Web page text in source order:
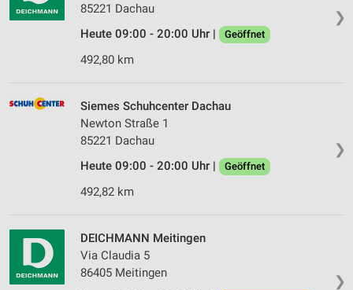
❯
85221 Dachau
Heute 09:00 - 20:00 Uhr |
Geöffnet
492,80 km
❯
Siemes Schuhcenter Dachau
Newton Straße 1
85221 Dachau
Heute 09:00 - 20:00 Uhr |
Geöffnet
492,82 km
❯
DEICHMANN Meitingen
Via Claudia 5
86405 Meitingen